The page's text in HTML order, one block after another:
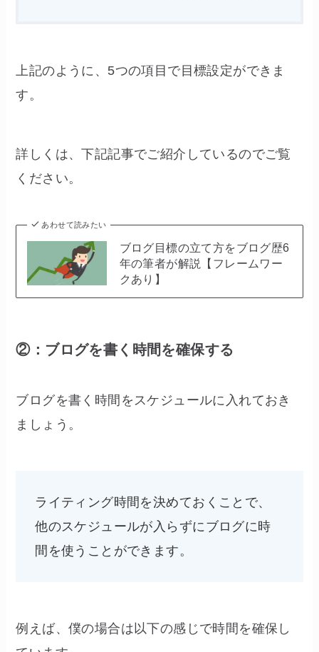
上記のように、5つの項目で目標設定ができま
す。
詳しくは、下記記事でご紹介しているのでご覧
ください。
あわせて読みたい
ブログ目標の立て方をブログ歴6
年の筆者が解説【フレームワー
クあり】
②：ブログを書く時間を確保する
ブログを書く時間をスケジュールに入れておき
ましょう。
ライティング時間を決めておくことで、
他のスケジュールが入らずにブログに時
間を使うことができます。
例えば、僕の場合は以下の感じで時間を確保し